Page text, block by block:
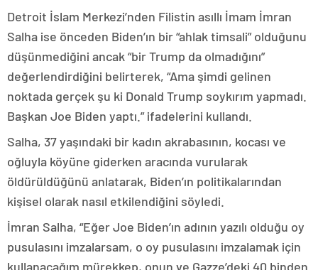
Detroit İslam Merkezi’nden Filistin asıllı İmam İmran
Salha ise önceden Biden’ın bir “ahlak timsali” olduğunu
düşünmediğini ancak “bir Trump da olmadığını”
değerlendirdiğini belirterek, “Ama şimdi gelinen
noktada gerçek şu ki Donald Trump soykırım yapmadı.
Başkan Joe Biden yaptı.” ifadelerini kullandı.
Salha, 37 yaşındaki bir kadın akrabasının, kocası ve
oğluyla köyüne giderken aracında vurularak
öldürüldüğünü anlatarak, Biden’ın politikalarından
kişisel olarak nasıl etkilendiğini söyledi.
İmran Salha, “Eğer Joe Biden’ın adının yazılı olduğu oy
pusulasını imzalarsam, o oy pusulasını imzalamak için
kullanacağım mürekkep, onun ve Gazze’deki 40 binden